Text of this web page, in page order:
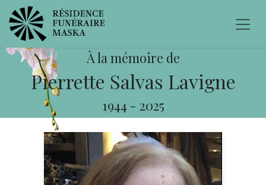
À la mémoire de
Pierrette Salvas Lavigne
1944 - 2025